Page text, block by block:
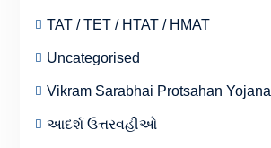
TAT / TET / HTAT / HMAT
Uncategorised
Vikram Sarabhai Protsahan Yojana
આદર્શ ઉત્તરવહીઓ